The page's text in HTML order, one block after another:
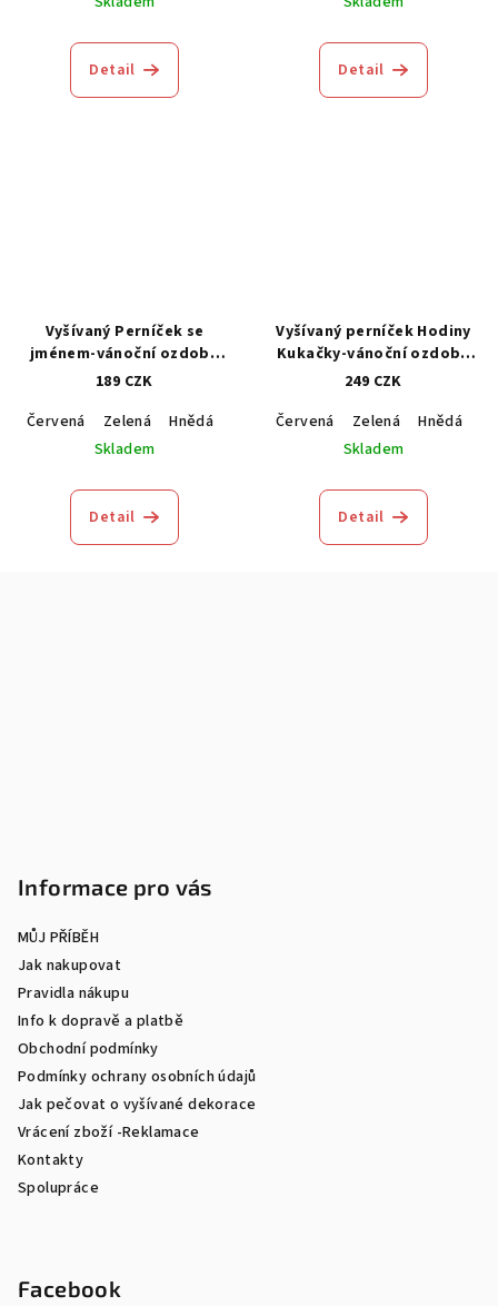
Detail Detail
Vyšívaný Perníček se
jménem-vánoční ozdoba
1kus (Personalizovaný)
189 CZK
Červená
Zelená Hnědá
Modrá
Skladem
Detail
Vyšívaný perníček Hodiny
Kukačky-vánoční ozdoba
1kus
249 CZK
Červená
Zelená Hnědá
Skladem
Detail
Informace pro vás
MŮJ PŘÍBĚH
Jak nakupovat
Pravidla nákupu
Info k dopravě a platbě
Obchodní podmínky
Podmínky ochrany osobních údajů
Jak pečovat o vyšívané dekorace
Vrácení zboží -Reklamace
Kontakty
Spolupráce
Facebook